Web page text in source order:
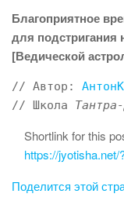
Благоприятное
для подстригания
[Ведической
// Автор:
// Школа
Shortlink for this
https://jyotisha.net/
Поделится этой